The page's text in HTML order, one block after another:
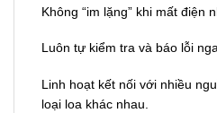
Không “im lặng” khi mất điện
Luôn tự kiểm tra và báo lỗi
Linh hoạt kết nối với nhiều
loại loa khác nhau.